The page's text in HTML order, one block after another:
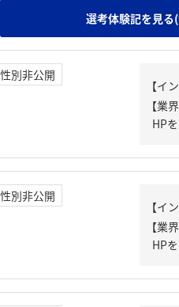
選考体験記を見る
性別非公開
【イ
【業
HP
性別非公開
【イ
【業
HP